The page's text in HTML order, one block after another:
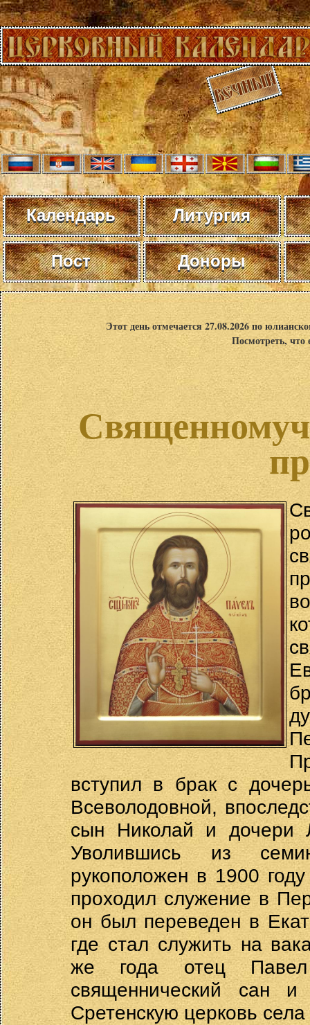
Календарь Литургия
Пост Доноры
Этот день отмечается 27.08.2026 по
Посмотреть,
вступил в брак с
Всеволодовной,
сын Николай и дочери
Уволившись из
рукоположен в 1900
проходил служение в
он был переведен в
где стал служить на
же года отец Павел
священнический сан
Сретенскую церковь села